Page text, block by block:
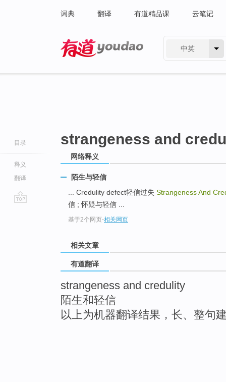
词典 翻译 有道精品课 云笔记
中英
目录
释义
翻译
strangeness and
网络释义
陌生与轻信
... Credulity defect轻信过失 Strangeness And
信 ; 怀疑与轻信 ...
基于2个网页-相关网页
相关文章
有道翻译
strangeness and credulity
陌生和轻信
以上为机器翻译结果，长、整句